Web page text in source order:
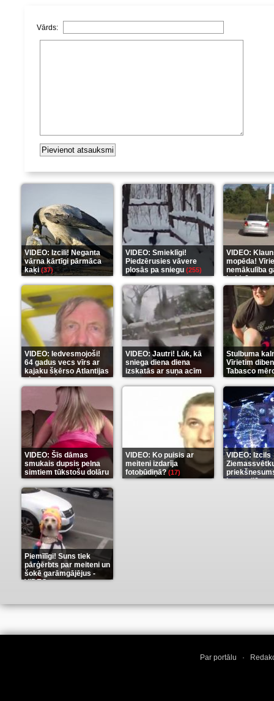
Vārds:
VIDEO: Izcili! Neganta
vārna kārtīgi pārmāca
kaķi(37)
VIDEO: Smieklīgi!
Piedzērusies vāvere
plosās pa sniegu (255)
VIDEO:
mopēda!
nemākulība
beidzās ar
(289)
VIDEO: Iedvesmojoši!
64 gadus vecs vīrs ar
kajaku šķērso Atlantijas
okeānu(5)
VIDEO: Jautri! Lūk, kā
sniega diena diena
izskatās ar suņa acīm
(6)
Stulbuma
Vīrietim
Tabasco
(7)
VIDEO: Šīs dāmas
smukais dupsis pelna
simtiem tūkstošu dolāru
(9)
VIDEO: Ko puisis ar
meiteni izdarīja
fotobūdiņā?(17)
VIDEO: Izcils
karu stilā(7)
Piemīlīgi! Suns tiek
pārģērbts par meiteni un
šokē garāmgājējus -
VIDEO(8)
Par portālu ·